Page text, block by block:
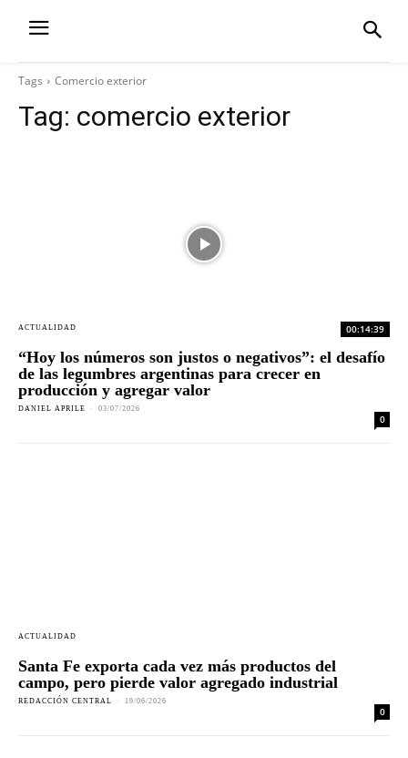
Tags Comercio exterior
Tag: comercio exterior
ACTUALIDAD 00:14:39
“Hoy los números son justos o negativos”: el desafío
de las legumbres argentinas para crecer en
producción y agregar valor
DANIEL APRILE - 03/07/2026
0
ACTUALIDAD
Santa Fe exporta cada vez más productos del
campo, pero pierde valor agregado industrial
REDACCIÓN CENTRAL - 19/06/2026
0